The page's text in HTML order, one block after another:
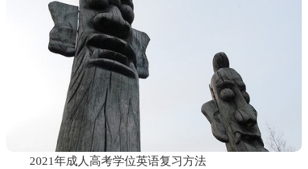
2021年成人高考学位英语复习方法